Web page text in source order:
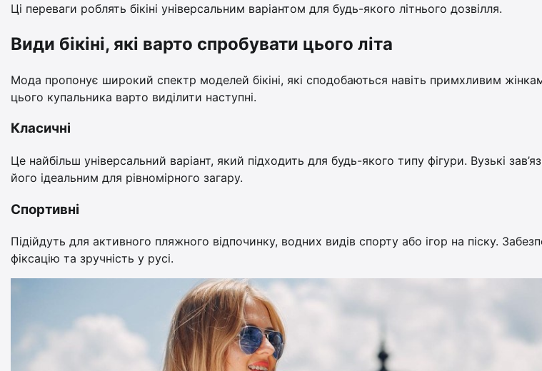
Ці переваги роблять бікіні універсальним варіантом для будь-якого літнього дозвілля.
Види бікіні, які варто спробувати цього літа
Мода пропонує широкий спектр моделей бікіні, які сподобаються навіть примхливим
цього купальника варто виділити наступні.
Класичні
Це найбільш універсальний варіант, який підходить для будь-якого типу фігури. Вузькі
його ідеальним для рівномірного загару.
Спортивні
Підійдуть для активного пляжного відпочинку, водних видів спорту або ігор на піску.
фіксацію та зручність у русі.